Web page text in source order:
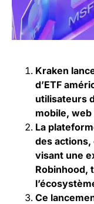
Kraken
d’ETF
utilisateurs
mobile,
La
des
visant une
Robinhood,
Ce